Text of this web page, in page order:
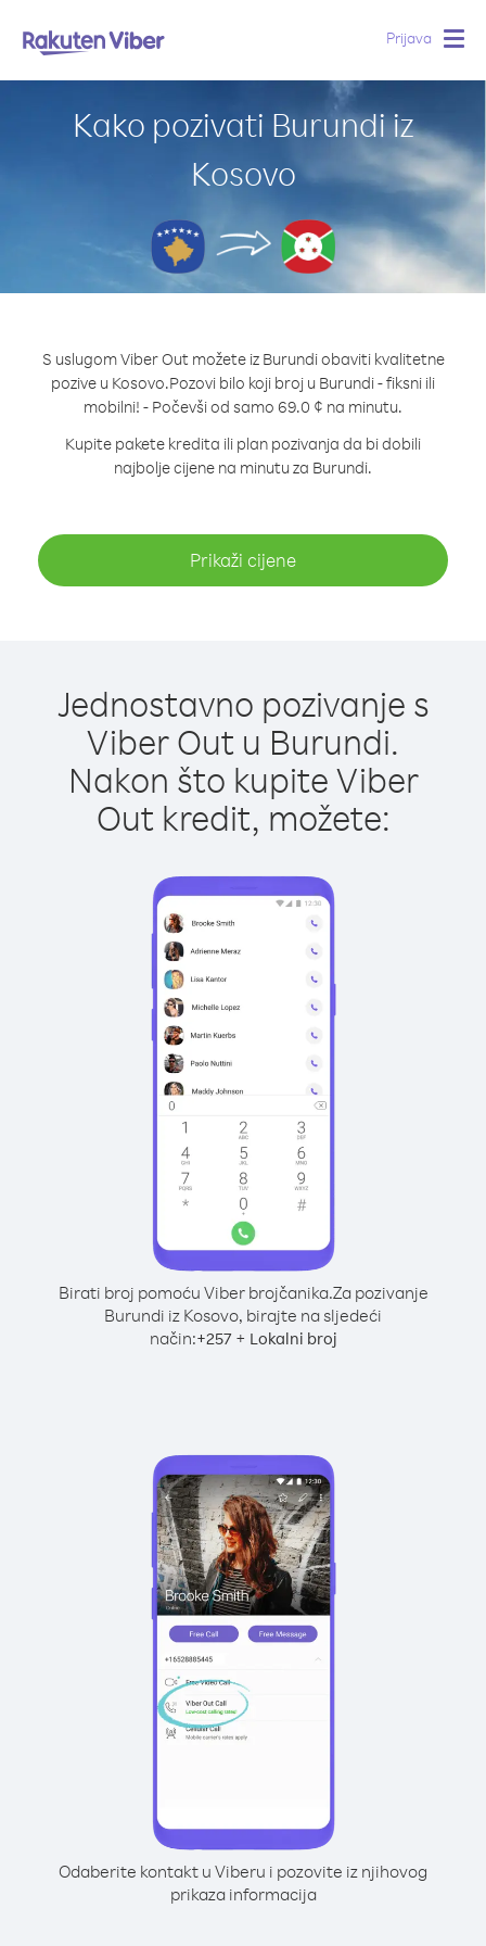
Prijava
Kako pozivati Burundi iz
Kosovo
S uslugom Viber Out možete iz Burundi obaviti kvalitetne
pozive u Kosovo.Pozovi bilo koji broj u Burundi - fiksni ili
mobilni! - Počevši od samo 69.0 ¢ na minutu.
Kupite pakete kredita ili plan pozivanja da bi dobili
najbolje cijene na minutu za Burundi.
Prikaži cijene
Jednostavno pozivanje s
Viber Out u Burundi.
Nakon što kupite Viber
Out kredit, možete:
Birati broj pomoću Viber brojčanika.Za pozivanje
Burundi iz Kosovo, birajte na sljedeći
način:+257+ Lokalni broj
Odaberite kontakt u Viberu i pozovite iz njihovog
prikaza informacija